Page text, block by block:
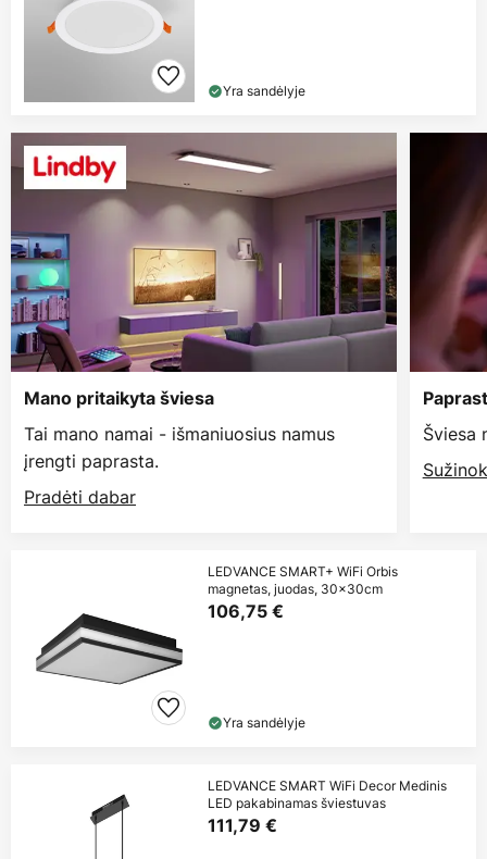
Yra sandėlyje
Mano pritaikyta šviesa
Tai mano namai - išmaniuosius namus
įrengti paprasta.
Pradėti dabar
Šviesa
LEDVANCE SMART+ WiFi Orbis
magnetas, juodas, 30x30cm
106,75 €
Yra sandėlyje
LEDVANCE SMART WiFi Decor Medinis
LED pakabinamas šviestuvas
111,79 €